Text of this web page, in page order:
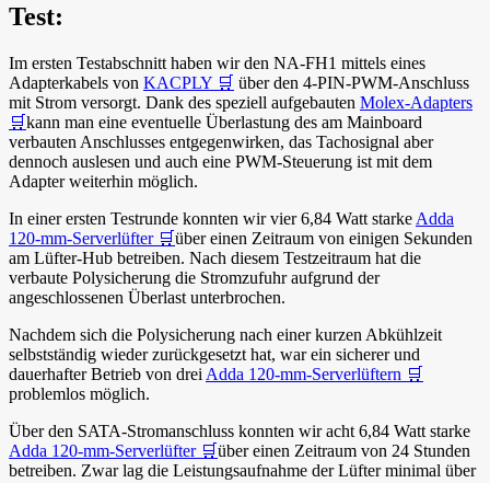
Test:
Im ersten Testabschnitt haben wir den NA-FH1 mittels eines
Adapterkabels von KACPLY 🛒 über den 4-PIN-PWM-Anschluss
mit Strom versorgt. Dank des speziell aufgebauten Molex-Adapters
🛒kann man eine eventuelle Überlastung des am Mainboard
verbauten Anschlusses entgegenwirken, das Tachosignal aber
dennoch auslesen und auch eine PWM-Steuerung ist mit dem
Adapter weiterhin möglich.
In einer ersten Testrunde konnten wir vier 6,84 Watt starke Adda
120-mm-Serverlüfter 🛒über einen Zeitraum von einigen Sekunden
am Lüfter-Hub betreiben. Nach diesem Testzeitraum hat die
verbaute Polysicherung die Stromzufuhr aufgrund der
angeschlossenen Überlast unterbrochen.
Nachdem sich die Polysicherung nach einer kurzen Abkühlzeit
selbstständig wieder zurückgesetzt hat, war ein sicherer und
dauerhafter Betrieb von drei Adda 120-mm-Serverlüftern 🛒
problemlos möglich.
Über den SATA-Stromanschluss konnten wir acht 6,84 Watt starke
Adda 120-mm-Serverlüfter 🛒über einen Zeitraum von 24 Stunden
betreiben. Zwar lag die Leistungsaufnahme der Lüfter minimal über